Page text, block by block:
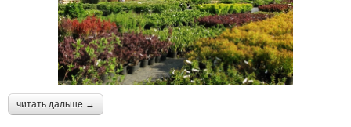
читать дальше →